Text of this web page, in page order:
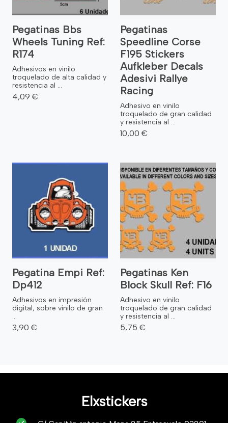
Pegatinas Bbs
Wheels Tuning Ref:
R174
Adhesivos en vinilo
troquelado de alta calidad y
resistencia al ...
4,09 €
Pegatinas
Speedline Corse
F195 Stickers
Aufkleber Decals
Adesivi Rallye
Racing
Adhesivo en vinilo
troquelado de gran calidad
y resistencia al ...
10,00 €
Pegatina Empi Ref:
Dp412
Adhesivos en impresión
digital, sobre vinilo de gran
...
3,90 €
Pegatinas Ken
Block Skull Ref: F16
Adhesivo en vinilo
troquelado de gran calidad
y resistencia al ...
5,75 €
Elxstickers